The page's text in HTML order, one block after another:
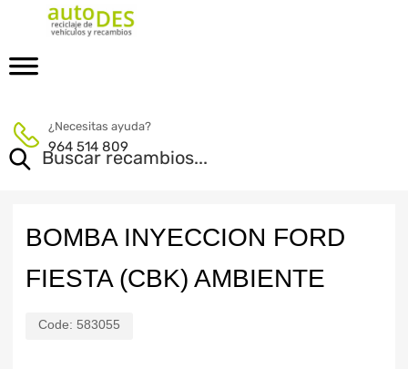
¿Necesitas ayuda?
964 514 809
BOMBA INYECCION FORD
FIESTA (CBK) AMBIENTE
Code: 583055